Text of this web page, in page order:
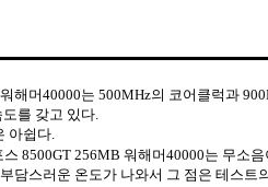
해머40000는 500MHz의 코어클럭과
를 갖고 있다.
아쉽다.
8500GT 256MB 워해머40000는 무소
담스러운 온도가 나와서 그 점은 테스트